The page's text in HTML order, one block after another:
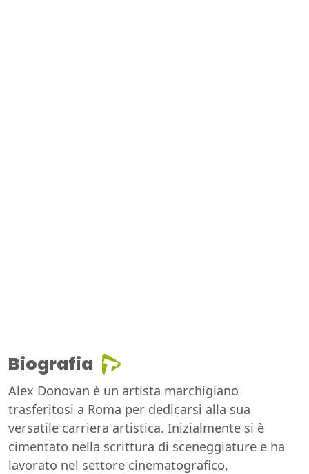
Biografia
Alex Donovan è un artista marchigiano
trasferitosi a Roma per dedicarsi alla sua
versatile carriera artistica. Inizialmente si è
cimentato nella scrittura di sceneggiature e ha
lavorato nel settore cinematografico,